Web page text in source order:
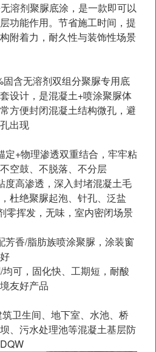
溶剂聚脲底涂，是一款即可以
功能作用。节省施工时间，提
附着力，耐久性与装饰性场景
含无溶剂双组分聚脲专用底
设计，是混凝土+喷涂聚脲体
方便封闭混凝土结构微孔，避
出现
定+物理渗透双重结合，牢牢粘
空鼓、不脱落、不分层
度高渗透，深入封堵混凝土毛
杜绝聚脲起泡、针孔、泛盐
零挥发，无味，室内密闭场景
芳香/脂肪族喷涂聚脲，涂装窗
可，固化快、工期短，耐酸
友好产品
卫生间、地下室、水池、桥
、污水处理池等混凝土基层防